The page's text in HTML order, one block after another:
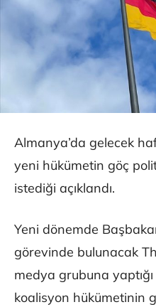
Almanya’da gelecek
yeni hükümetin göç
istediği açıklandı.
Yeni dönemde
görevinde bulunacak
medya grubuna
koalisyon hükümetinin